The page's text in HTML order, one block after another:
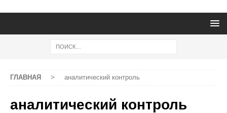
ГЛАВНАЯ > аналитический контроль
аналитический контроль